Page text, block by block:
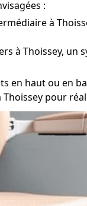
:
à
à Thoissey,
en haut ou en
pour